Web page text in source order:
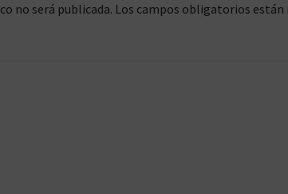
no será publicada. Los campos obligatorios están